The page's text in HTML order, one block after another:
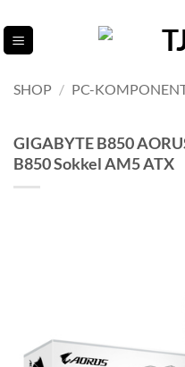
til
indhold
SHOP / PC-
GIGABYTE B850
B850 Sokkel AM5 ATX